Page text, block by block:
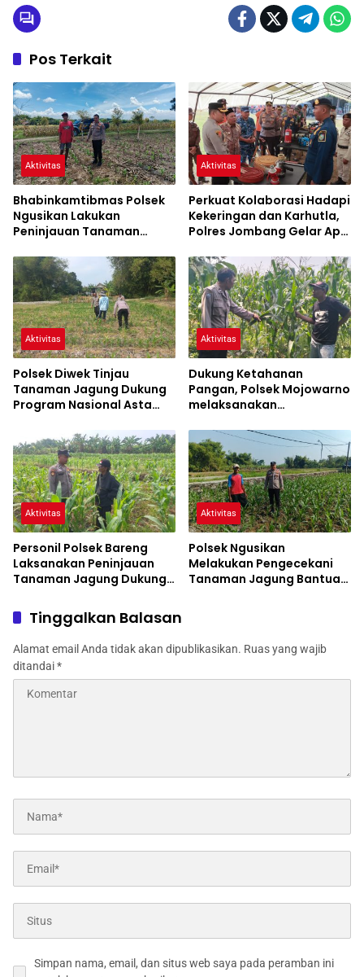
Pos Terkait
Aktivitas
Bhabinkamtibmas Polsek
Ngusikan Lakukan
Peninjauan Tanaman
Mendukung Ketahanan
Pangan
Aktivitas
Perkuat Kolaborasi Hadapi
Kekeringan dan Karhutla,
Polres Jombang Gelar Apel
Aktivitas
Polsek Diwek Tinjau
Tanaman Jagung Dukung
Program Nasional Asta
Aktivitas
Dukung Ketahanan
Pangan, Polsek Mojowarno
melaksanakan
Jagung
Aktivitas
Personil Polsek Bareng
Laksanakan Peninjauan
Tanaman Jagung Dukung
Pangan
Aktivitas
Polsek Ngusikan
Melakukan Pengecekani
Tanaman Jagung Bantuan
Tinggalkan Balasan
Alamat email Anda tidak akan dipublikasikan. Ruas yang wajib
ditandai*
Simpan nama, email, dan situs web saya pada peramban ini